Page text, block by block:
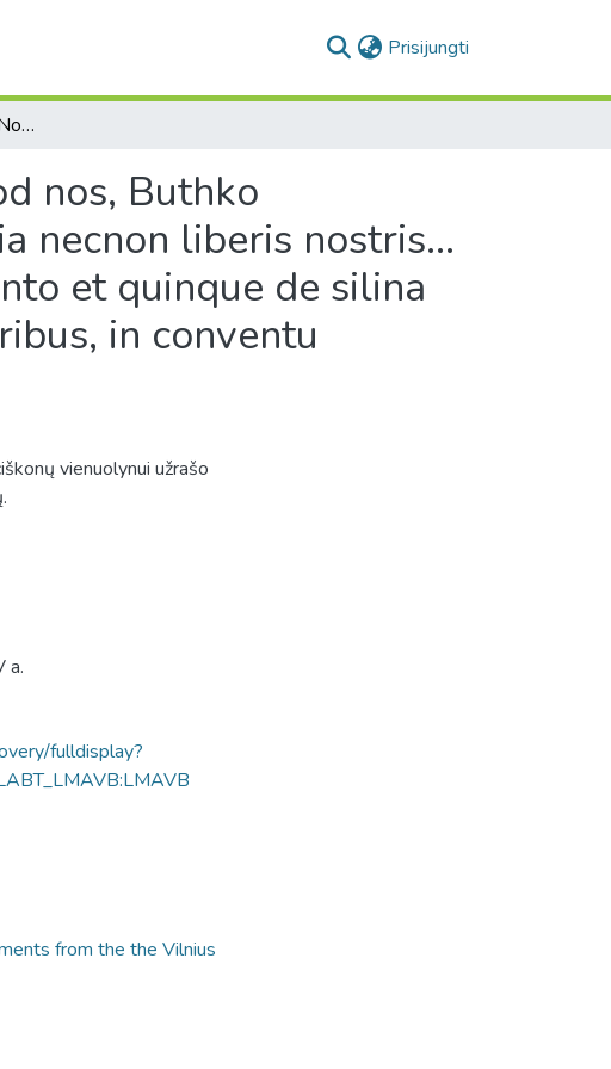
Prisijungti
In nomine domini amen. Noverint universi... quod nos, Buthko Jaczkowycz, una cum conthorali mea Anasthasia necnon liberis nostris... duximus decem thunas dare, quinque de frumento et quinque de silina et unum porcum singulis annis... fratribus minoribus, in conventu Vilnensi commorantibus...
nos, Buthko
necnon liberis nostris...
et quinque de silina
in conventu
vienuolynui užrašo
a.
fulldisplay?
from the the Vilnius